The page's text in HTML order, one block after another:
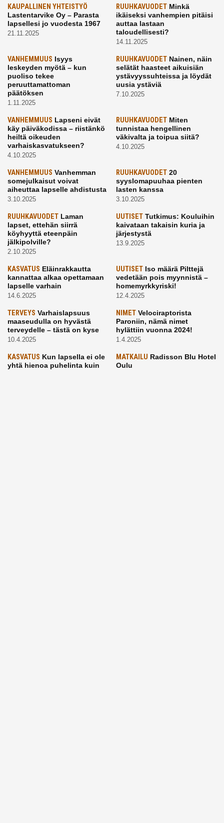
KAUPALLINEN YHTEISTYÖ
Lastentarvike Oy – Parasta
lapsellesi jo vuodesta 1967
21.11.2025
RUUHKAVUODETMinkä
ikäiseksi vanhempien pitäisi
auttaa lastaan
taloudellisesti?
14.11.2025
VANHEMMUUS Isyys
leskeyden myötä – kun
puoliso tekee
peruuttamattoman
päätöksen
1.11.2025
RUUHKAVUODETNainen, näin
selätät haasteet aikuisiän
ystävyyssuhteissa ja löydät
uusia ystäviä
7.10.2025
VANHEMMUUS Lapseni eivät
käy päiväkodissa – riistänkö
heiltä oikeuden
varhaiskasvatukseen?
4.10.2025
RUUHKAVUODETMiten
tunnistaa hengellinen
väkivalta ja toipua siitä?
4.10.2025
VANHEMMUUS Vanhemman
somejulkaisut voivat
aiheuttaa lapselle ahdistusta
3.10.2025
RUUHKAVUODET20
syyslomapuuhaa pienten
lasten kanssa
3.10.2025
RUUHKAVUODET Laman
lapset, ettehän siirrä
köyhyyttä eteenpäin
jälkipolville?
2.10.2025
UUTISETTutkimus: Kouluihin
kaivataan takaisin kuria ja
järjestystä
13.9.2025
KASVATUS Eläinrakkautta
kannattaa alkaa opettamaan
lapselle varhain
14.6.2025
UUTISETIso määrä Pilttejä
vedetään pois myynnistä –
homemyrkkyriski!
12.4.2025
TERVEYS Varhaislapsuus
maaseudulla on hyvästä
terveydelle – tästä on kyse
10.4.2025
NIMETVelociraptorista
Paroniin, nämä nimet
hylättiin vuonna 2024!
1.4.2025
KASVATUS Kun lapsella ei ole
yhtä hienoa puhelinta kuin
MATKAILU Radisson Blu Hotel
Oulu